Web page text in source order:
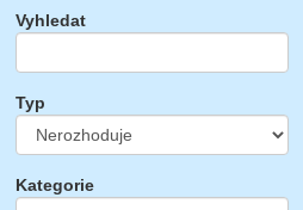
Vyhledat
Typ
Kategorie